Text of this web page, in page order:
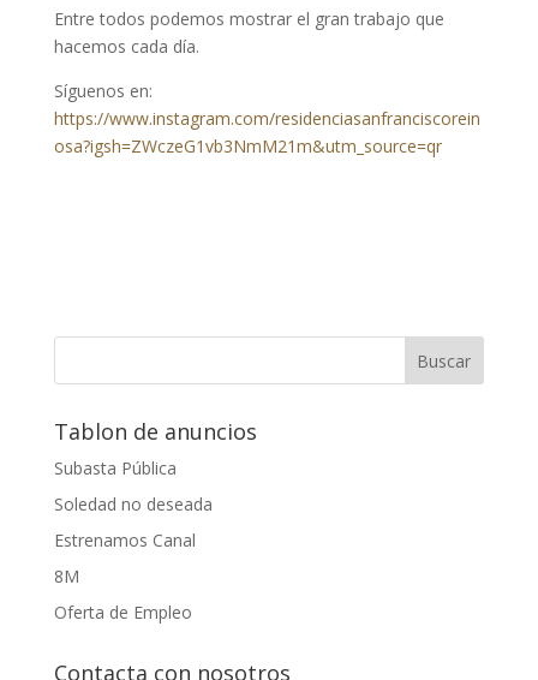
Entre todos podemos mostrar el gran trabajo que
hacemos cada día.
Síguenos en:
https://www.instagram.com/residenciasanfranciscorein
osa?igsh=ZWczeG1vb3NmM21m&utm_source=qr
Tablon de anuncios
Subasta Pública
Soledad no deseada
Estrenamos Canal
8M
Oferta de Empleo
Contacta con nosotros